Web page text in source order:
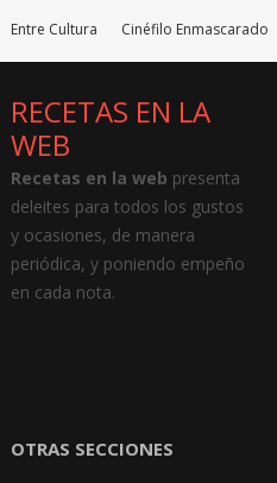
Entre Cultura Cinéfilo Enmascarado
RECETAS EN LA
WEB
Recetas en la web presenta
deleites para todos los gustos
y ocasiones, de manera
periódica, y poniendo empeño
en cada nota.
OTRAS SECCIONES